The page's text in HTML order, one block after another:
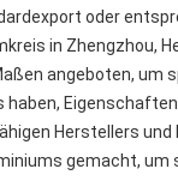
oder
in Zhengzhou,
angeboten,
Herstellers
gemacht,